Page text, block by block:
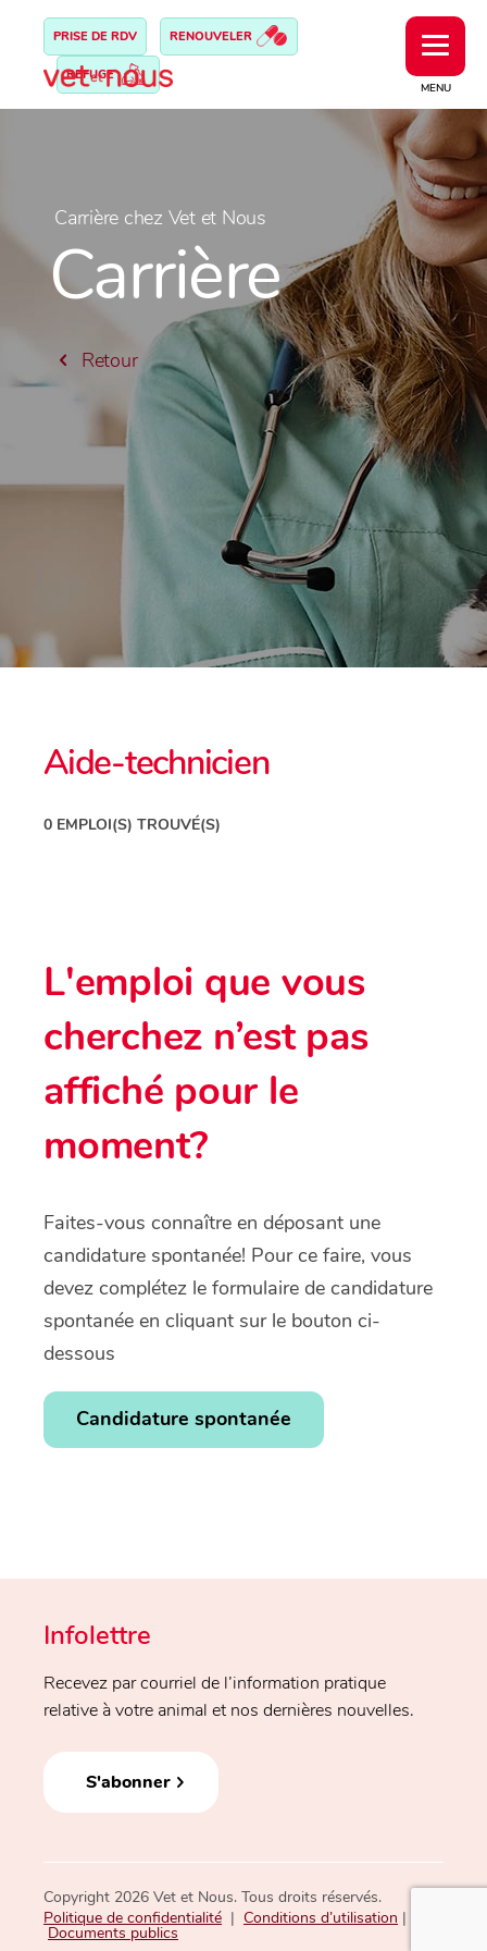
MENU
PRISE DE RDV RENOUVELER
REFUGE
Carrière chez Vet et Nous
Carrière
Retour
Aide-technicien
0 EMPLOI(S) TROUVÉ(S)
L'emploi que vous
cherchez n’est pas
affiché pour le
moment?
Faites-vous connaître en déposant une
candidature spontanée! Pour ce faire, vous
devez complétez le formulaire de candidature
spontanée en cliquant sur le bouton ci-
dessous
Candidature spontanée
Infolettre
Recevez par courriel de l’information pratique
relative à votre animal et nos dernières nouvelles.
S'abonner
Copyright 2026 Vet et Nous. Tous droits réservés.
Politique de confidentialité | Conditions d’utilisation |
Documents publics